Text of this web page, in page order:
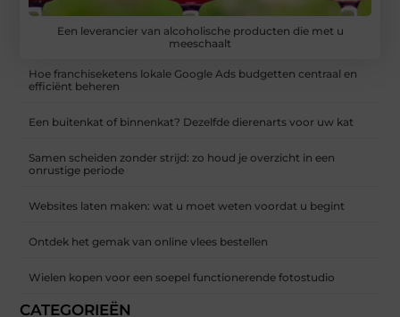
Een leverancier van alcoholische producten die met u
meeschaalt
Hoe franchiseketens lokale Google Ads budgetten centraal en
efficiënt beheren
Een buitenkat of binnenkat? Dezelfde dierenarts voor uw kat
Samen scheiden zonder strijd: zo houd je overzicht in een
onrustige periode
Websites laten maken: wat u moet weten voordat u begint
Ontdek het gemak van online vlees bestellen
Wielen kopen voor een soepel functionerende fotostudio
CATEGORIEËN